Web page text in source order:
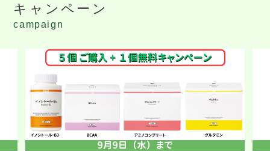
キャンペーン
campaign